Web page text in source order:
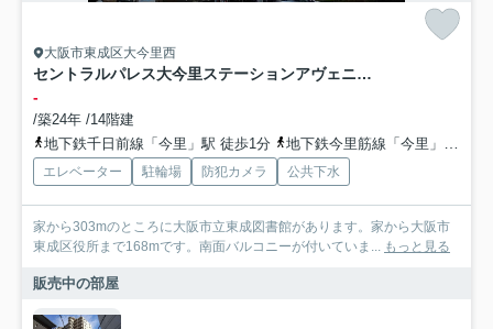
大阪市東成区大今里西
セントラルパレス大今里ステーションアヴェニュー
-
/築24年 /14階建
地下鉄千日前線「今里」駅 徒歩1分
地下鉄今里筋線「今里」駅 徒歩3分
エレベーター 駐輪場 防犯カメラ 公共下水
家から303mのところに大阪市立東成図書館があります。家から大阪市
東成区役所まで168mです。南面バルコニーが付いていま... もっと見る
販売中の部屋